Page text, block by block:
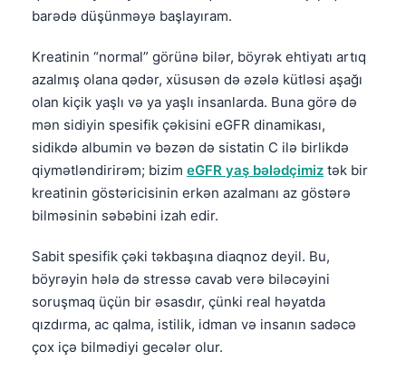
barədə düşünməyə başlayıram.
Kreatinin “normal” görünə bilər, böyrək ehtiyatı artıq
azalmış olana qədər, xüsusən də əzələ kütləsi aşağı
olan kiçik yaşlı və ya yaşlı insanlarda. Buna görə də
mən sidiyin spesifik çəkisini eGFR dinamikası,
sidikdə albumin və bəzən də sistatin C ilə birlikdə
qiymətləndirirəm; bizim eGFR yaş bələdçimiz tək bir
kreatinin göstəricisinin erkən azalmanı az göstərə
bilməsinin səbəbini izah edir.
Sabit spesifik çəki təkbaşına diaqnoz deyil. Bu,
böyrəyin hələ də stressə cavab verə biləcəyini
soruşmaq üçün bir əsasdır, çünki real həyatda
qızdırma, ac qalma, istilik, idman və insanın sadəcə
çox içə bilmədiyi gecələr olur.